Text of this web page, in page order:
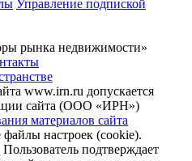
Управление подпиской
рынка недвижимости»
www.irn.ru допускается
сайта (ООО «ИРН»)
материалов сайта
файлы настроек (cookie).
подтверждает